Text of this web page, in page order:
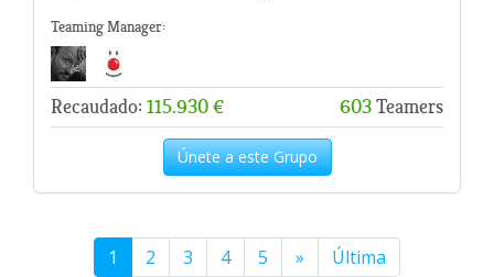
Teaming Manager:
Recaudado: 115.930 € 603Teamers
Únete a este Grupo
1 2 3 4 5 » Última